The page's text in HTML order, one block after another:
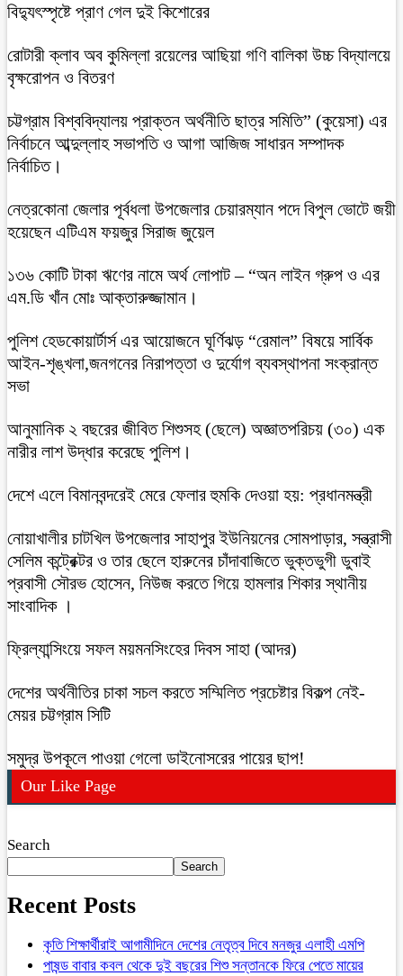
বিদ্যুৎস্পৃষ্টে প্রাণ গেল দুই কিশোরের
রোটারী ক্লাব অব কুমিল্লা রয়েলের আছিয়া গণি বালিকা উচ্চ বিদ্যালয়ে
বৃক্ষরোপন ও বিতরণ
চট্টগ্রাম বিশ্ববিদ্যালয় প্রাক্তন অর্থনীতি ছাত্র সমিতি” (কুয়েসা) এর
নির্বাচনে আব্দুল্লাহ সভাপতি ও আগা আজিজ সাধারন সম্পাদক
নির্বাচিত।
নেত্রকোনা জেলার পূর্বধলা উপজেলার চেয়ারম্যান পদে বিপুল ভোটে জয়ী
হয়েছেন এটিএম ফয়জুর সিরাজ জুয়েল
১৩৬ কোটি টাকা ঋণের নামে অর্থ লোপাট – “অন লাইন গ্রুপ ও এর
এম.ডি খাঁন মোঃ আক্তারুজ্জামান।
পুলিশ হেডকোয়ার্টার্স এর আয়োজনে ঘূর্ণিঝড় “রেমাল” বিষয়ে সার্বিক
আইন-শৃঙ্খলা,জনগনের নিরাপত্তা ও দুর্যোগ ব্যবস্থাপনা সংক্রান্ত
সভা
আনুমানিক ২ বছরের জীবিত শিশুসহ (ছেলে) অজ্ঞাতপরিচয় (৩০) এক
নারীর লাশ উদ্ধার করেছে পুলিশ।
দেশে এলে বিমানবন্দরেই মেরে ফেলার হুমকি দেওয়া হয়: প্রধানমন্ত্রী
নোয়াখালীর চাটখিল উপজেলার সাহাপুর ইউনিয়নের সোমপাড়ার, সন্ত্রাসী
সেলিম কন্ট্রেক্টর ও তার ছেলে হারুনের চাঁদাবাজিতে ভুক্তভুগী ডুবাই
প্রবাসী সৌরভ হোসেন, নিউজ করতে গিয়ে হামলার শিকার স্থানীয়
সাংবাদিক ।
ফ্রিল্যান্সিংয়ে সফল ময়মনসিংহের দিবস সাহা (আদর)
দেশের অর্থনীতির চাকা সচল করতে সম্মিলিত প্রচেষ্টার বিকল্প নেই-
মেয়র চট্টগ্রাম সিটি
সমুদ্র উপকূলে পাওয়া গেলো ডাইনোসরের পায়ের ছাপ!
Our Like Page
Search
Search
Recent Posts
কৃতি শিক্ষার্থীরাই আগামীদিনে দেশের নেতৃত্ব দিবে মনজুর এলাহী এমপি
পাষন্ড বাবার কবল থেকে দুই বছরের শিশু সন্তানকে ফিরে পেতে মায়ের